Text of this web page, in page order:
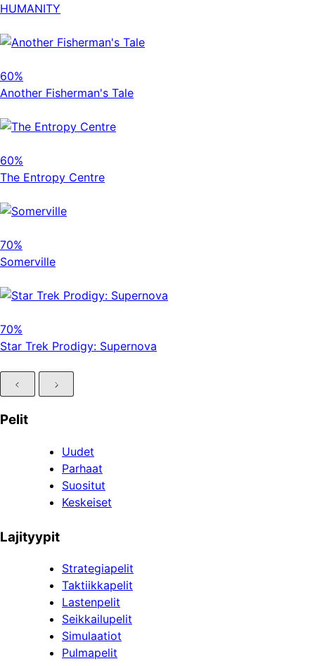
HUMANITY
60%
Another Fisherman's Tale
60%
The Entropy Centre
70%
Somerville
70%
Star Trek Prodigy: Supernova
Pelit
Uudet
Parhaat
Suositut
Keskeiset
Lajityypit
Strategiapelit
Taktiikkapelit
Lastenpelit
Seikkailupelit
Simulaatiot
Pulmapelit